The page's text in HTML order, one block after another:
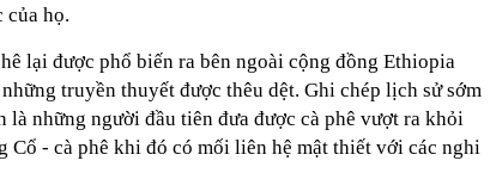
của họ.
lại được phổ biến ra bên ngoài cộng đồng Ethiopia
truyền thuyết được thêu dệt. Ghi chép lịch sử sớm
là những người đầu tiên đưa được cà phê vượt ra khỏi
Cổ - cà phê khi đó có mối liên hệ mật thiết với các nghi